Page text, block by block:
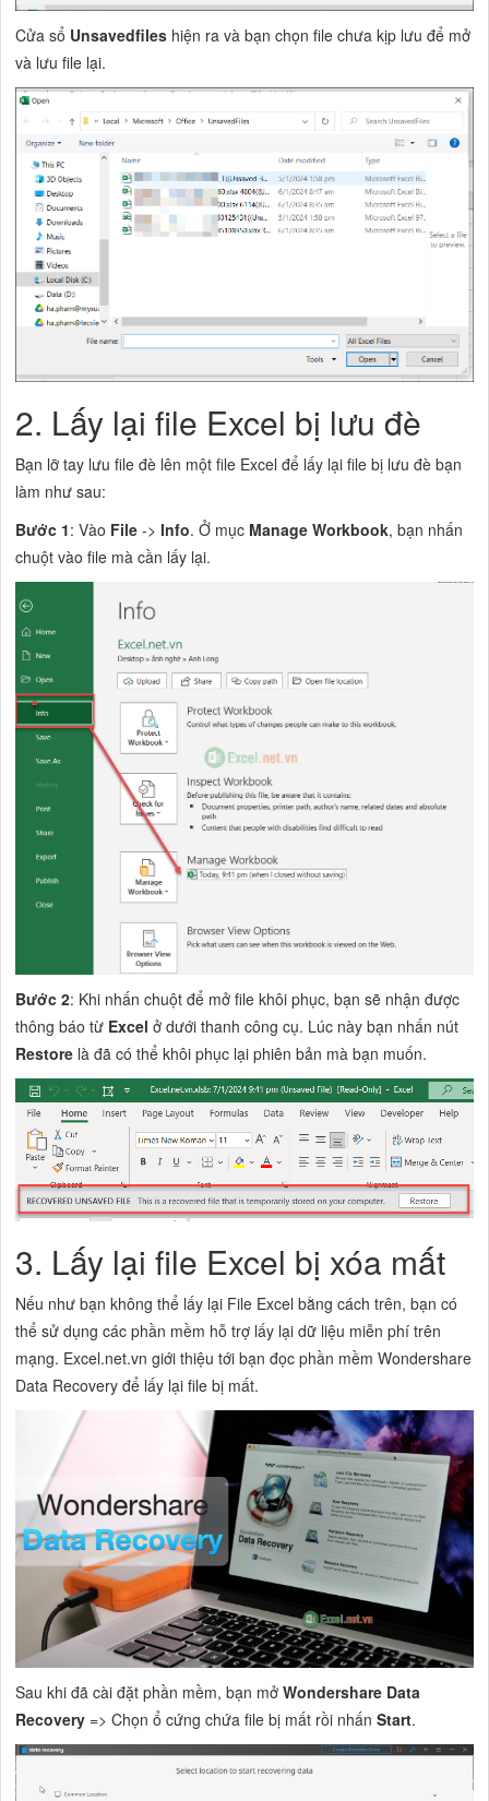
Cửa sổ Unsavedfiles hiện ra và bạn chọn file chưa kịp lưu để mở
và lưu file lại.
2. Lấy lại file Excel bị lưu đè
Bạn lỡ tay lưu file đè lên một file Excel để lấy lại file bị lưu đè bạn
làm như sau:
Bước 1: Vào File ->Info. Ở mục Manage Workbook, bạn nhấn
chuột vào file mà cần lấy lại.
Bước 2: Khi nhấn chuột để mở file khôi phục, bạn sẽ nhận được
thông báo từ Excel ở dưới thanh công cụ. Lúc này bạn nhấn nút
Restore là đã có thể khôi phục lại phiên bản mà bạn muốn.
3. Lấy lại file Excel bị xóa mất
Nếu như bạn không thể lấy lại File Excel bằng cách trên, bạn có
thể sử dụng các phần mềm hỗ trợ lấy lại dữ liệu miễn phí trên
mạng. Excel.net.vn giới thiệu tới bạn đọc phần mềm Wondershare
Data Recovery để lấy lại file bị mất.
Sau khi đã cài đặt phần mềm, bạn mởWondershare Data
Recovery => Chọn ổ cứng chứa file bị mất rồi nhấnStart.